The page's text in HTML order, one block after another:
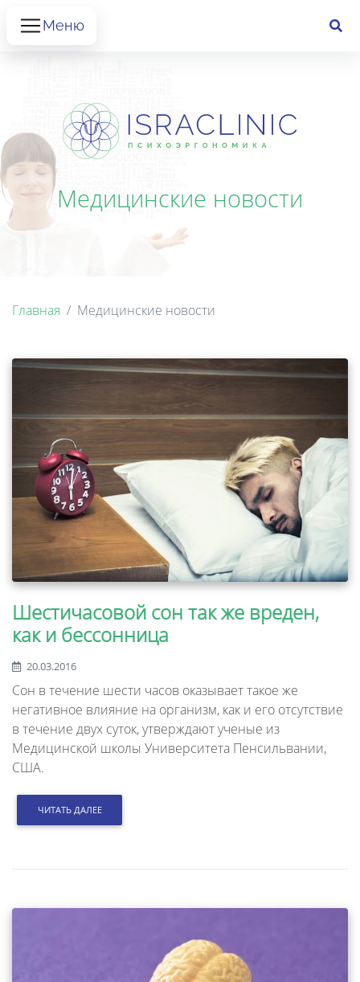
Меню
Медицинские новости
Главная Медицинские новости
Шестичасовой сон так же вреден,
как и бессонница
20.03.2016
Сон в течение шести часов оказывает такое же
негативное влияние на организм, как и его отсутствие
в течение двух суток, утверждают ученые из
Медицинской школы Университета Пенсильвании,
США.
ЧИТАТЬ ДАЛЕЕ